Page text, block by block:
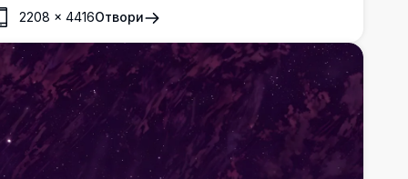
на природата и тези, които търсят
вдъхновена от фентъзи естетика.
2208 × 4416Отвори